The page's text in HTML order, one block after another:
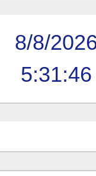
8/8/
5:31:46